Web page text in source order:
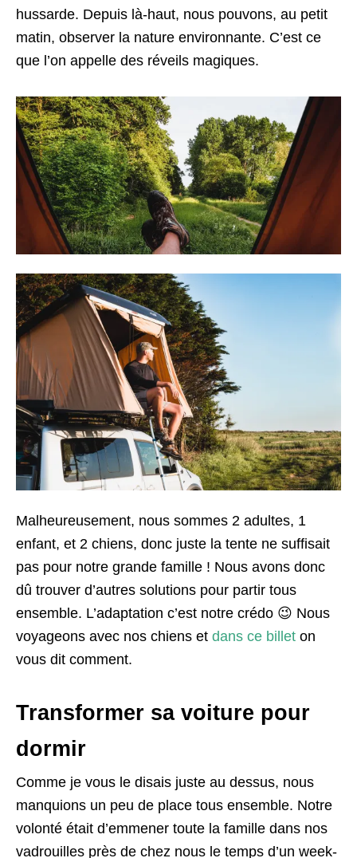
hussarde. Depuis là-haut, nous pouvons, au petit
matin, observer la nature environnante. C’est ce
que l’on appelle des réveils magiques.
Malheureusement, nous sommes 2 adultes, 1
enfant, et 2 chiens, donc juste la tente ne suffisait
pas pour notre grande famille ! Nous avons donc
dû trouver d’autres solutions pour partir tous
ensemble. L’adaptation c’est notre crédo 😉 Nous
voyageons avec nos chiens et dans ce billet on
vous dit comment.
Transformer sa voiture pour
dormir
Comme je vous le disais juste au dessus, nous
manquions un peu de place tous ensemble. Notre
volonté était d’emmener toute la famille dans nos
vadrouilles près de chez nous le temps d’un week-